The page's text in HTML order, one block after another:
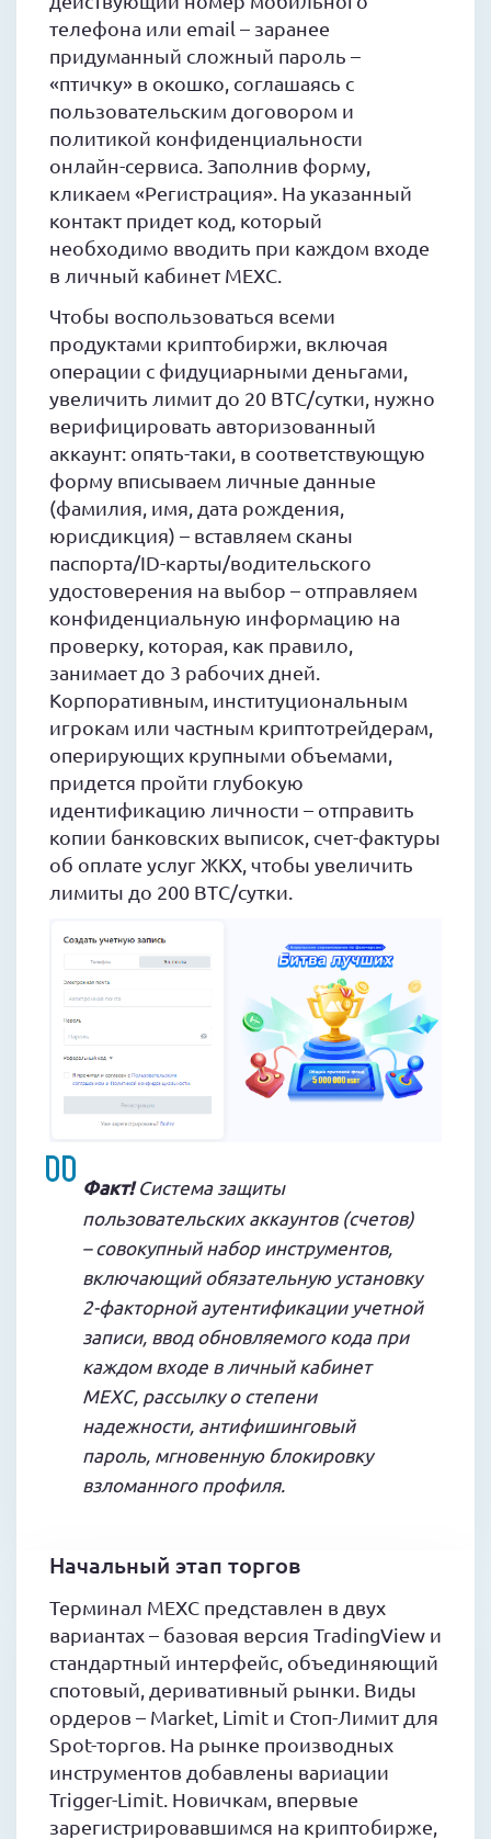
телефона или email – заранее
придуманный сложный пароль –
«птичку» в окошко, соглашаясь с
пользовательским договором и
политикой конфиденциальности
онлайн-сервиса. Заполнив форму,
кликаем «Регистрация». На указанный
контакт придет код, который
необходимо вводить при каждом входе
в личный кабинет MEXC.
Чтобы воспользоваться всеми
продуктами криптобиржи, включая
операции с фидуциарными деньгами,
увеличить лимит до 20 BTC/сутки, нужно
верифицировать авторизованный
аккаунт: опять-таки, в соответствующую
форму вписываем личные данные
(фамилия, имя, дата рождения,
юрисдикция) – вставляем сканы
паспорта/ID-карты/водительского
удостоверения на выбор – отправляем
конфиденциальную информацию на
проверку, которая, как правило,
занимает до 3 рабочих дней.
Корпоративным, институциональным
игрокам или частным криптотрейдерам,
оперирующих крупными объемами,
придется пройти глубокую
идентификацию личности – отправить
копии банковских выписок, счет-фактуры
об оплате услуг ЖКХ, чтобы увеличить
лимиты до 200 BTC/сутки.
Факт!Система защиты
пользовательских аккаунтов (счетов)
– совокупный набор инструментов,
включающий обязательную установку
2-факторной аутентификации учетной
записи, ввод обновляемого кода при
каждом входе в личный кабинет
MEXC, рассылку о степени
надежности, антифишинговый
пароль, мгновенную блокировку
взломанного профиля.
Начальный этап торгов
Терминал MEXC представлен в двух
вариантах – базовая версия TradingView и
стандартный интерфейс, объединяющий
спотовый, деривативный рынки. Виды
ордеров – Market, Limit и Стоп-Лимит для
Spot-торгов. На рынке производных
инструментов добавлены вариации
Trigger-Limit. Новичкам, впервые
зарегистрировавшимся на криптобирже,